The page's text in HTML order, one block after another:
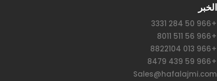
الخبر
+966 50 284 3331
+966 56 511 8011
+966 013 8822104
+966 59 439 8479
Sales@hafalajmi.com